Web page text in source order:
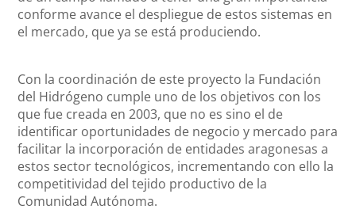
conforme avance el despliegue de estos sistemas en
el mercado, que ya se está produciendo.
Con la coordinación de este proyecto la Fundación
del Hidrógeno cumple uno de los objetivos con los
que fue creada en 2003, que no es sino el de
identificar oportunidades de negocio y mercado para
facilitar la incorporación de entidades aragonesas a
estos sector tecnológicos, incrementando con ello la
competitividad del tejido productivo de la
Comunidad Autónoma.